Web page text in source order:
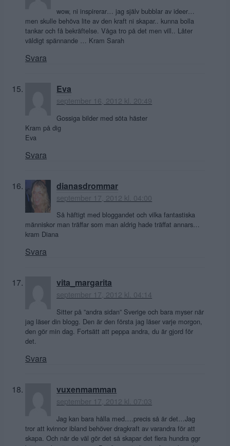
wow, ni inspirerar… jag själv bubblar av ideer…
men skulle behöva lite av den kraft ni skapar.. kunna bolla
tankar och få bekräftelse. Våga tro på det men vill.. Låter
väldigt spännande … Kram Sarah
Svara
Eva
september 16, 2012 kl. 20:49
Gossiga bilder med söta häster
Kram på dig
Eva
Svara
dianasdrommar
september 17, 2012 kl. 04:00
Så häftigt med bloggandet och vilka fantastiska
människor man träffar som man aldrig hade träffat annars…
kram Diana
Svara
vita_margarita
september 17, 2012 kl. 04:14
Sitter på ”andra sidan” Sverige och bara myser när
jag läser din blogg. Den är den första jag läser varje morgon,
den gör min dag. Fortsätt att peppa andra, du är gjord för
det.
Svara
vuxenmamman
september 17, 2012 kl. 07:03
Jag kan bara hålla med….precis så är det…Jag
tror att kvinnor ibland behöver dragkraft av varandra för att
skapa. Och när de väl gör det så skapar det flera hundra ggr